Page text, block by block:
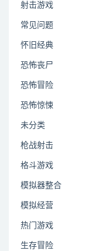
射击游戏
常见问题
怀旧经典
恐怖丧尸
恐怖冒险
恐怖惊悚
未分类
枪战射击
格斗游戏
模拟器整合
模拟经营
热门游戏
生存冒险